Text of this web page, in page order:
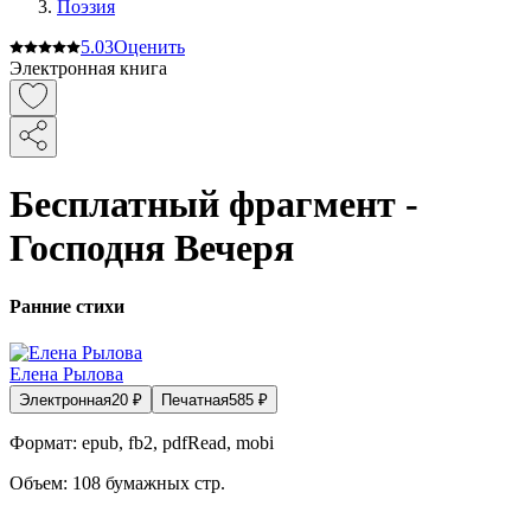
Поэзия
5.03Оценить
Электронная книга
Бесплатный фрагмент -
Господня Вечеря
Ранние стихи
Елена Рылова
Электронная20 ₽ Печатная585 ₽
Формат: epub, fb2, pdfRead, mobi
Объем: 108 бумажных стр.